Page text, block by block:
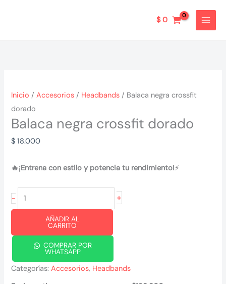
$0
Inicio /Accesorios / Headbands / Balaca negra crossfit
dorado
Balaca negra crossfit dorado
$ 18.000
🔥¡Entrena con estilo y potencia tu rendimiento!⚡
-
Balaca
negra
dorado
cantidad
+
AÑADIR AL
CARRITO
COMPRAR POR
WHATSAPP
Categorías:Accesorios, Headbands